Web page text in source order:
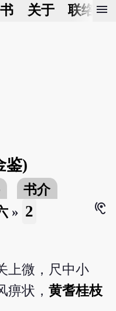
关于 联络我
menu
鉴)
书介
» 2
hearing
上微，尺中小
痹状，黄耆桂枝